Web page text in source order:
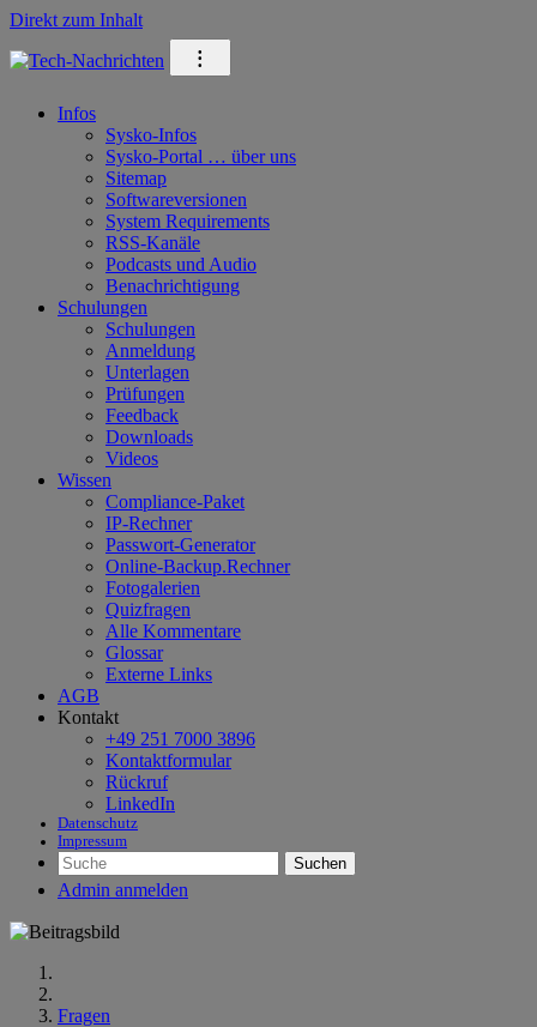
Direkt zum Inhalt
⁝
Infos
Sysko-Infos
Sysko-Portal … über uns
Sitemap
Softwareversionen
System Requirements
RSS-Kanäle
Podcasts und Audio
Benachrichtigung
Schulungen
Schulungen
Anmeldung
Unterlagen
Prüfungen
Feedback
Downloads
Videos
Wissen
Compliance-Paket
IP-Rechner
Passwort-Generator
Online-Backup.Rechner
Fotogalerien
Quizfragen
Alle Kommentare
Glossar
Externe Links
AGB
Kontakt
+49 251 7000 3896
Kontaktformular
Rückruf
LinkedIn
Datenschutz
Impressum
Suchen
Admin anmelden
Fragen